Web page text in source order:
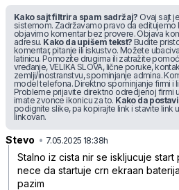
Kako sajt filtrira spam sadržaj? Ovaj sajt
sistemom. Zadržavamo pravo da editujemo
objavimo komentar bez provere. Objava
adresu. Kako da upišem tekst? Budite
komentar, pitanje ili iskustvo. Možete
latinicu. Pomozite drugima ili zatražite
vređanje, VELIKA SLOVA, lične poruke,
zemlji/inostranstvu, spominjanje admina.
model telefona. Direktno spominjanje firmi i
Probleme prijavite direktno odredjenoj firmi
imate zvonce ikonicu za to. Kako da
podignite slike, pa kopirajte link i stavite link
linkovan.
Stevo • 7.05.2025 18:38h
Stalno iz cista nir se iskljucuje
nece da startuje crn ekraan
pazim